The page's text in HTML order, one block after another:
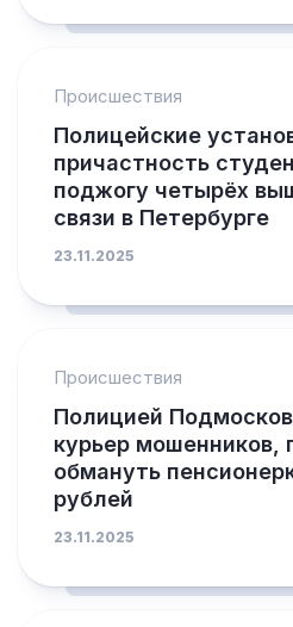
Происшествия
Полицейские
причастность
поджогу четырёх
связи в Петербурге
23.11.2025
Происшествия
Полицией
курьер мошенников,
обмануть
рублей
23.11.2025